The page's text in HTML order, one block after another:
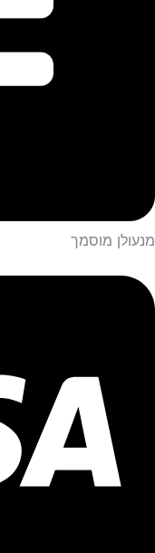
מנעולן מוסמך